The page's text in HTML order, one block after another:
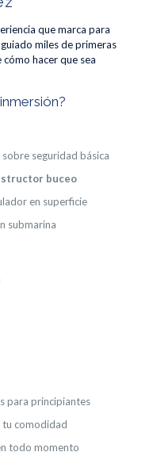
que marca para
miles de primeras
hacer que sea
seguridad básica
buceo
en superficie
submarina
para principiantes
tu comodidad
todo momento